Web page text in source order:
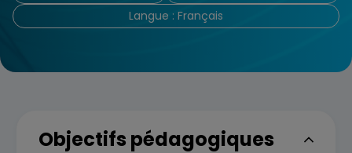
Langue : Français
Objectifs pédagogiques